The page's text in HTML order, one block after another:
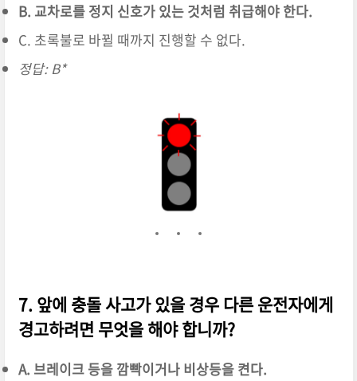
B. 교차로를 정지 신호가 있는 것처럼 취급해야 한다.
C. 초록불로 바뀔 때까지 진행할 수 없다.
정답: B*
7. 앞에 충돌 사고가 있을 경우 다른 운전자에게
경고하려면 무엇을 해야 합니까?
A. 브레이크 등을 깜빡이거나 비상등을 켠다.